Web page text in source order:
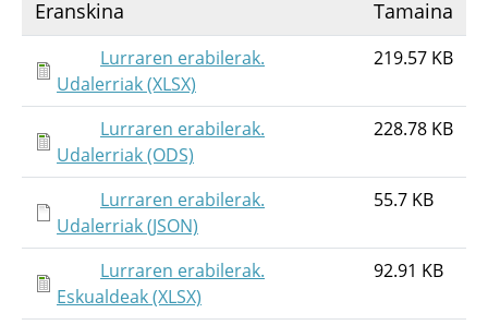
Eranskina Tamaina
Lurraren erabilerak.
Udalerriak (XLSX)
219.57 KB
Lurraren erabilerak.
Udalerriak (ODS)
228.78 KB
Lurraren erabilerak.
Udalerriak (JSON)
55.7 KB
Lurraren erabilerak.
Eskualdeak (XLSX)
92.91 KB